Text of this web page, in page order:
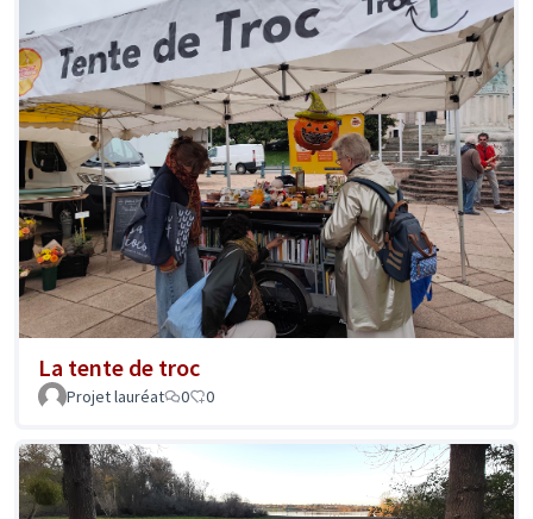
La tente de troc
Projet lauréat 0 0